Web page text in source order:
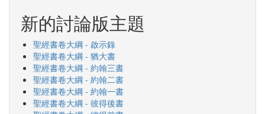
理
新的討論版主題
聖經書卷大綱 - 啟示錄
聖經書卷大綱 - 猶大書
聖經書卷大綱 - 約翰三書
聖經書卷大綱 - 約翰二書
聖經書卷大綱 - 約翰一書
聖經書卷大綱 - 彼得後書